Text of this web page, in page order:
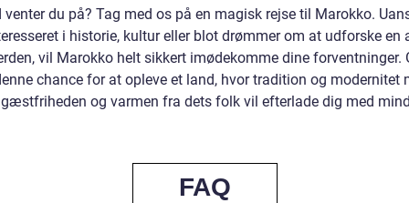
venter du på? Tag med os på en magisk rejse til Marokko.
i historie, kultur eller blot drømmer om at udforske en
vil Marokko helt sikkert imødekomme dine forventninger.
chance for at opleve et land, hvor tradition og modernitet
og varmen fra dets folk vil efterlade dig med
FAQ